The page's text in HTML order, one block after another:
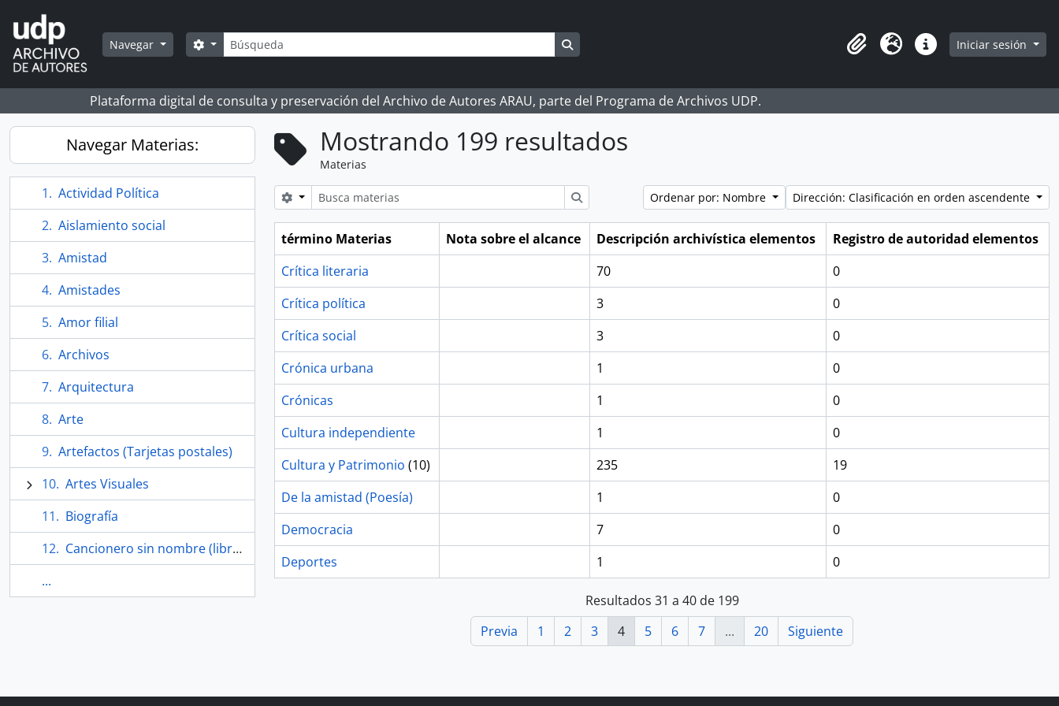
Skip to main content
Navegar Búsqueda
Search options
Portapapeles
Idioma Enlaces rápidos
Iniciar sesión
Plataforma digital de consulta y preservación del Archivo de Autores ARAU, parte del Programa de Archivos UDP.
Navegar Materias:
Actividad Política
Aislamiento social
Amistad
Amistades
Amor filial
Archivos
Arquitectura
Arte
Artefactos (Tarjetas postales)
Artes Visuales
Biografía
Cancionero sin nombre (libro)
...
Mostrando 199 resultados
Materias
Search options Ordenar por: Nombre Dirección: Clasificación en orden ascendente
término Materias Nota sobre el alcance Descripción archivística elementos
Registro de autoridad elementos
Crítica literaria
70
0
Crítica política
3
0
Crítica social
3
0
Crónica urbana
1
0
Crónicas
1
0
Cultura independiente
1
0
Cultura y Patrimonio (10) 235
19
De la amistad (Poesía)
1
0
Democracia
7
0
Deportes
1 0
Resultados 31 a 40 de 199
Previa
1 2 3 4 5 6 7 ... 20 Siguiente